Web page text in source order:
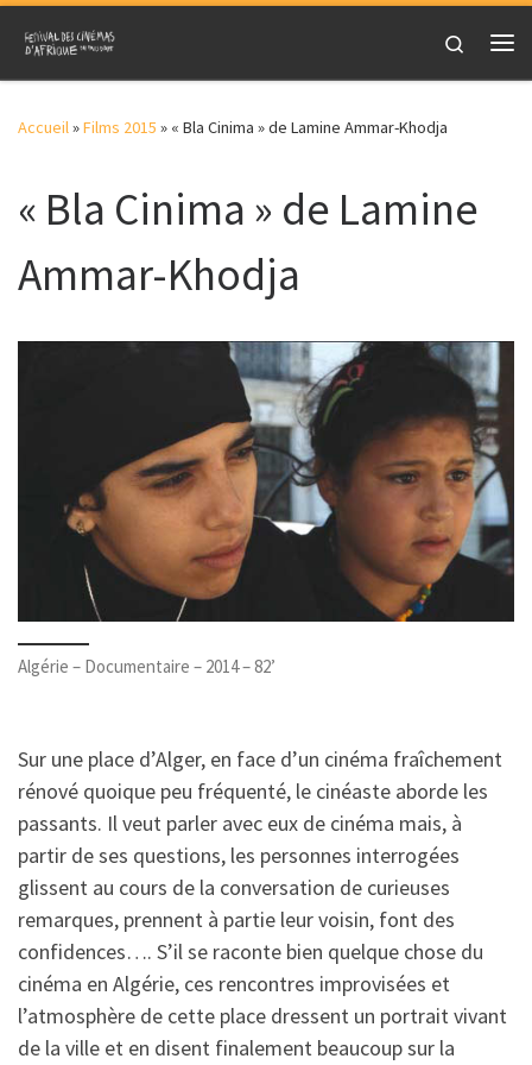
Skip to content
Search
Accueil»Films 2015 » « Bla Cinima » de Lamine Ammar-Khodja
« Bla Cinima » de Lamine
Ammar-Khodja
Algérie – Documentaire – 2014 – 82’
Sur une place d’Alger, en face d’un cinéma fraîchement
rénové quoique peu fréquenté, le cinéaste aborde les
passants. Il veut parler avec eux de cinéma mais, à
partir de ses questions, les personnes interrogées
glissent au cours de la conversation de curieuses
remarques, prennent à partie leur voisin, font des
confidences…. S’il se raconte bien quelque chose du
cinéma en Algérie, ces rencontres improvisées et
l’atmosphère de cette place dressent un portrait vivant
de la ville et en disent finalement beaucoup sur la